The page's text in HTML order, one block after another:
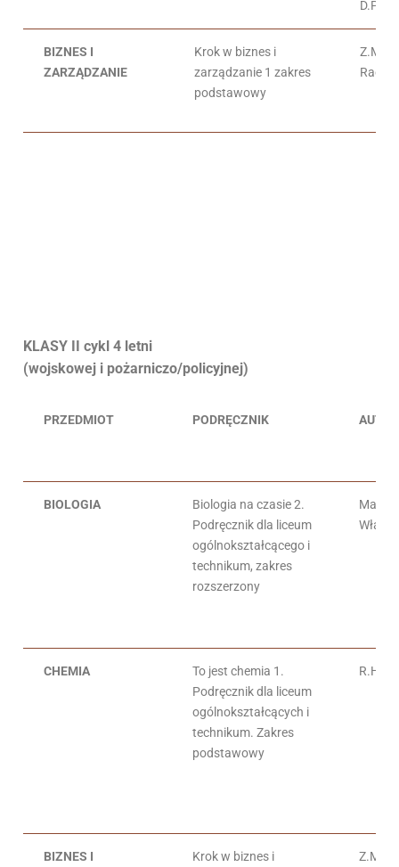
BIZNES I
ZARZĄDZANIE
Krok w biznes i
zarządzanie 1 zakres
podstawowy
KLASY II cykl 4 letni
(wojskowej i pożarniczo/policyjnej)
PRZEDMIOT PODRĘCZNIK
BIOLOGIA
Biologia na czasie 2.
Podręcznik dla liceum
ogólnokształcącego i
technikum, zakres
rozszerzony
Marek
CHEMIA
To jest chemia 1.
Podręcznik dla liceum
ogólnokształcących i
technikum. Zakres
podstawowy
BIZNES I
Krok w biznes i